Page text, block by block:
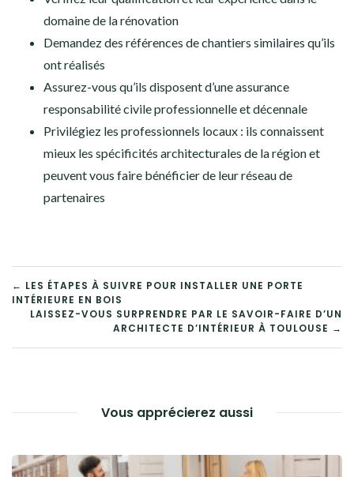
domaine de la rénovation
Demandez des références de chantiers similaires qu’ils
ont réalisés
Assurez-vous qu’ils disposent d’une assurance
responsabilité civile professionnelle et décennale
Privilégiez les professionnels locaux : ils connaissent
mieux les spécificités architecturales de la région et
peuvent vous faire bénéficier de leur réseau de
partenaires
NAVIGATION
DE
L’ARTICLE
← LES ÉTAPES À SUIVRE POUR INSTALLER UNE PORTE
INTÉRIEURE EN BOIS
LAISSEZ-VOUS SURPRENDRE PAR LE SAVOIR-FAIRE D’UN
ARCHITECTE D’INTÉRIEUR À TOULOUSE →
Vous apprécierez aussi